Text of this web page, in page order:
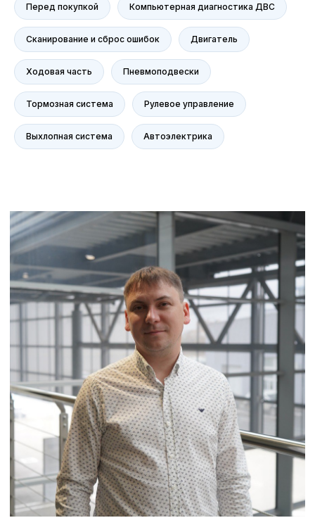
Перед покупкой Компьютерная диагностика ДВС
Сканирование и сброс ошибок Двигатель
Ходовая часть Пневмоподвески
Тормозная система Рулевое управление
Выхлопная система Автоэлектрика